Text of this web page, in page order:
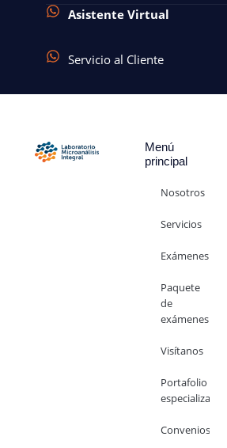
Asistente Virtual
Servicio al Cliente
Menú
principal
Nosotros
Servicios
Exámenes
Paquete
de
exámenes
Visítanos
Portafolio
especializado
Convenios